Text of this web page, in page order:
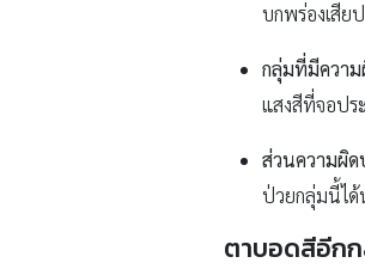
บกพร่องเสีย
กลุ่มที่มีควา
แสงสีที่จอปร
ส่วนความผิด
ป่วยกลุ่มนี้ได้
ตาบอดสีอีก